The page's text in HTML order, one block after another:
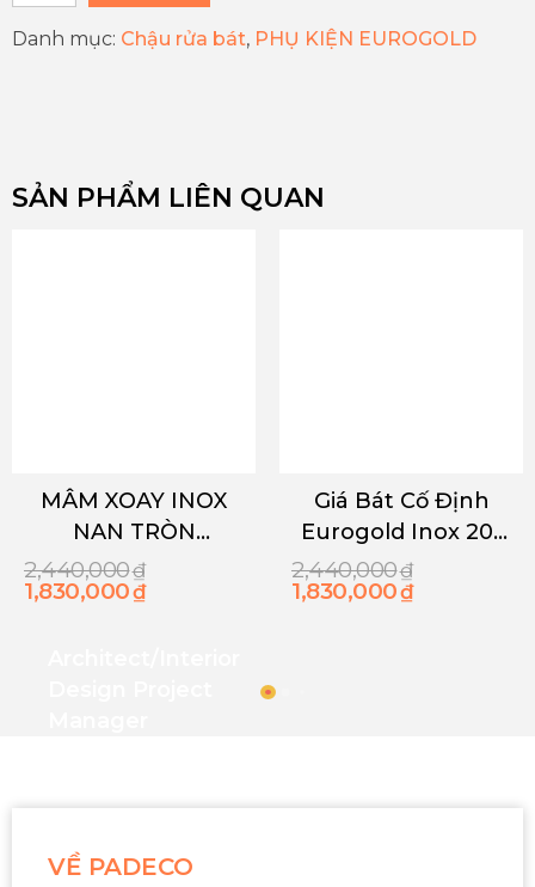
Danh mục: Chậu rửa bát, PHỤ KIỆN EUROGOLD
SẢN PHẨM LIÊN QUAN
MÂM XOAY INOX
NAN TRÒN
EUROGOLD
TR270E
2,440,000₫
1,830,000₫
Giá Bát Cố Định
Eurogold Inox 201
EP86.900
2,440,000₫
1,830,000₫
VỀ PADECO